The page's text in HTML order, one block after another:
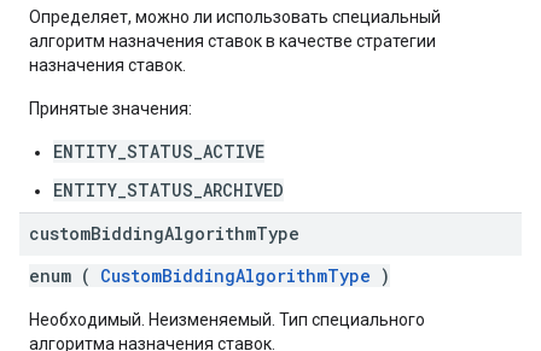
Определяет, можно ли использовать специальный
алгоритм назначения ставок в качестве стратегии
назначения ставок.
Принятые значения:
ENTITY_STATUS_ACTIVE
ENTITY_STATUS_ARCHIVED
customBiddingAlgorithmType
enum ( CustomBiddingAlgorithmType )
Необходимый. Неизменяемый. Тип специального
алгоритма назначения ставок.